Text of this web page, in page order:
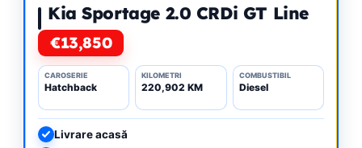
Kia Sportage 2.0 CRDi GT Line
€13,850
CAROSERIE
Hatchback
KILOMETRI
220,902 KM
COMBUSTIBIL
Diesel
Livrare acasă